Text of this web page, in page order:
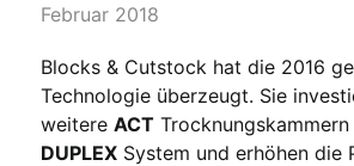
Februar 2018
Blocks & Cutstock hat die 2016
Technologie überzeugt. Sie
weitere ACT
DUPLEX System und erhöhen die